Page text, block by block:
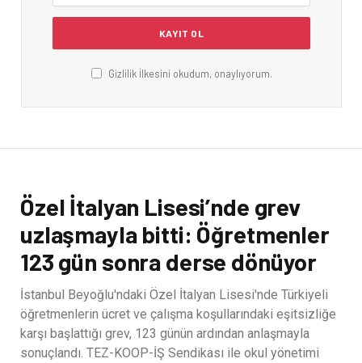
Gizlilik İlkesini okudum, onaylıyorum.
Özel İtalyan Lisesi’nde grev
uzlaşmayla bitti: Öğretmenler
123 gün sonra derse dönüyor
İstanbul Beyoğlu'ndaki Özel İtalyan Lisesi'nde Türkiyeli
öğretmenlerin ücret ve çalışma koşullarındaki eşitsizliğe
karşı başlattığı grev, 123 günün ardından anlaşmayla
sonuçlandı. TEZ-KOOP-İŞ Sendikası ile okul yönetimi